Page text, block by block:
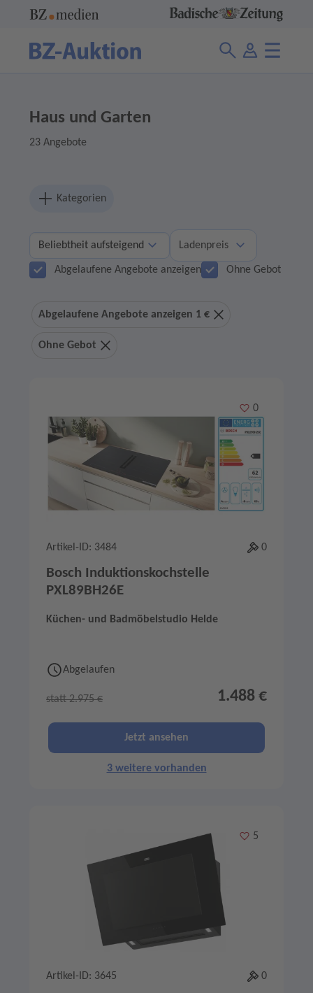
Haus und Garten
23 Angebote
Kategorien
Ladenpreis
Abgelaufene Angebote anzeigen Ohne Gebot
Abgelaufene Angebote anzeigen 1 €
Ohne Gebot
Merken
0
Artikel-ID: 3484 0
Bosch Induktionskochstelle
PXL89BH26E
Küchen- und Badmöbelstudio Helde
Abgelaufen
statt 2.975 € 1.488 €
Jetzt ansehen
3 weitere vorhanden
Merken
5
Artikel-ID: 3645 0